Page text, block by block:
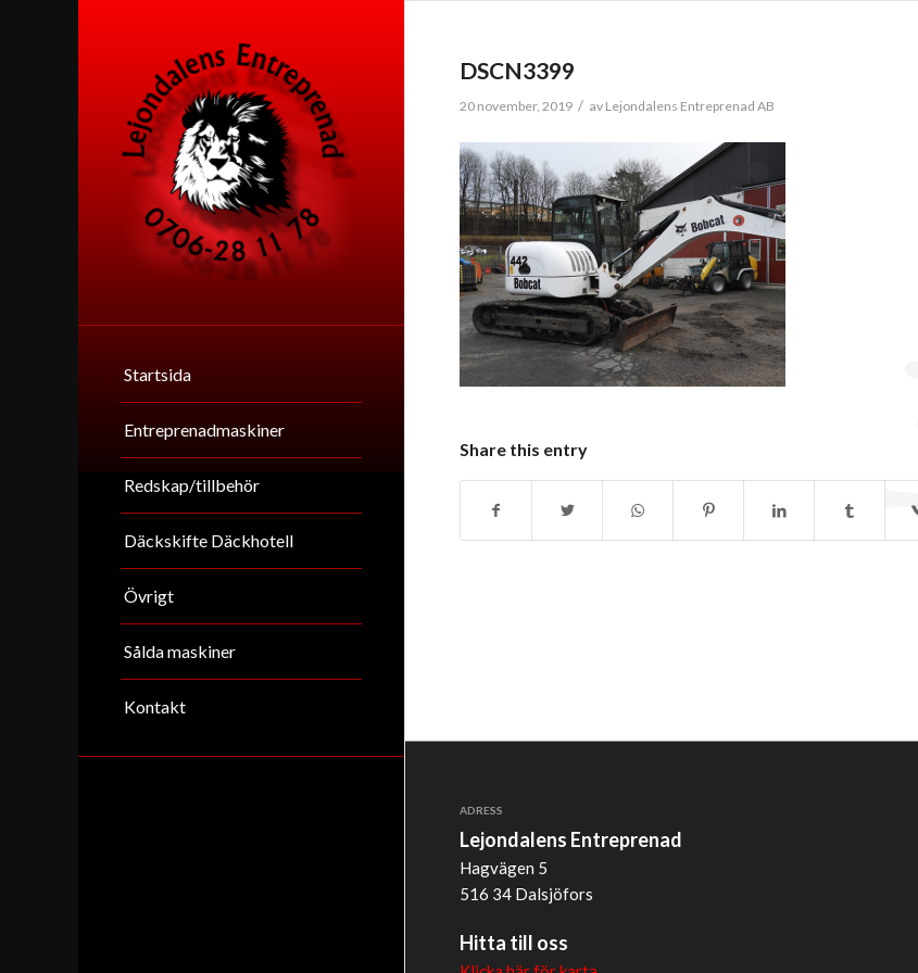
Startsida
Entreprenadmaskiner
Redskap/tillbehör
Däckskifte Däckhotell
Övrigt
Sålda maskiner
Kontakt
DSCN3399
20 november, 2019 / av Lejondalens Entreprenad AB
Share this entry
ADRESS
Lejondalens Entreprenad
Hagvägen 5
516 34 Dalsjöfors
Hitta till oss